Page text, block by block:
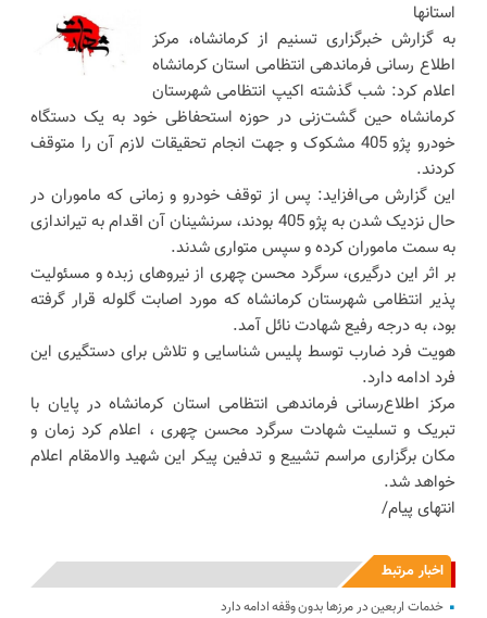
استانها
به گزارش خبرگزاری تسنیم از کرمانشاه، مرکز
اطلاع رسانی فرماندهی انتظامی استان کرمانشاه
اعلام کرد: شب گذشته اکیپ انتظامی شهرستان
کرمانشاه حین گشت‌زنی در حوزه استحفاظی خود به یک دستگاه
خودرو پژو 405 مشکوک و جهت انجام تحقیقات لازم آن را متوقف
کردند.
این گزارش می‌افزاید: پس از توقف خودرو و زمانی که ماموران در
حال نزدیک شدن به پژو 405 بودند، سرنشینان آن اقدام به تیراندازی
به سمت ماموران کرده و سپس متواری شدند.
بر اثر این درگیری، سرگرد محسن چهری از نیروهای زبده و مسئولیت
پذیر انتظامی شهرستان کرمانشاه که مورد اصابت گلوله قرار گرفته
بود، به درجه رفیع شهادت نائل آمد.
هویت فرد ضارب توسط پلیس شناسایی و تلاش برای دستگیری این
فرد ادامه دارد.
مرکز اطلاع‌رسانی فرماندهی انتظامی استان کرمانشاه در پایان با
تبریک و تسلیت شهادت سرگرد محسن چهری ، اعلام کرد زمان و
مکان برگزاری مراسم تشییع و تدفین پیکر این شهید والامقام اعلام
خواهد شد.
انتهای پیام/
اخبار مرتبط
خدمات اربعین در مرزها بدون وقفه ادامه دارد